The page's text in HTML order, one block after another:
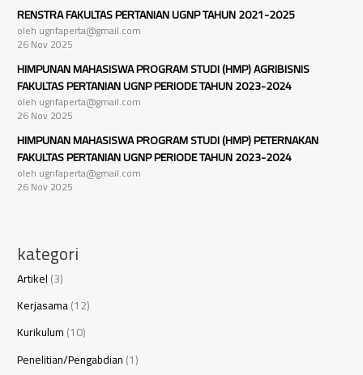
RENSTRA FAKULTAS PERTANIAN UGNP TAHUN 2021-2025
oleh ugnfaperta@gmail.com
26 Nov 2025
HIMPUNAN MAHASISWA PROGRAM STUDI (HMP) AGRIBISNIS
FAKULTAS PERTANIAN UGNP PERIODE TAHUN 2023-2024
oleh ugnfaperta@gmail.com
26 Nov 2025
HIMPUNAN MAHASISWA PROGRAM STUDI (HMP) PETERNAKAN
FAKULTAS PERTANIAN UGNP PERIODE TAHUN 2023-2024
oleh ugnfaperta@gmail.com
26 Nov 2025
kategori
Artikel(3)
Kerjasama(12)
Kurikulum(10)
Penelitian/Pengabdian(1)